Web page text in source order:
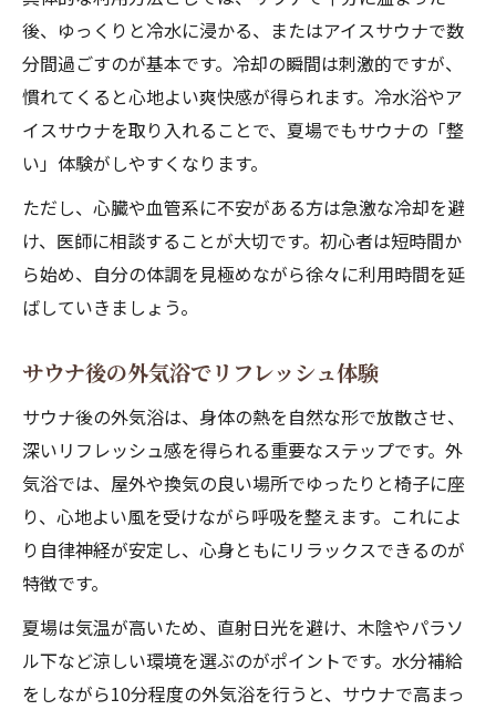
後、ゆっくりと冷水に浸かる、またはアイスサウナで数
分間過ごすのが基本です。冷却の瞬間は刺激的ですが、
慣れてくると心地よい爽快感が得られます。冷水浴やア
イスサウナを取り入れることで、夏場でもサウナの「整
い」体験がしやすくなります。
ただし、心臓や血管系に不安がある方は急激な冷却を避
け、医師に相談することが大切です。初心者は短時間か
ら始め、自分の体調を見極めながら徐々に利用時間を延
ばしていきましょう。
サウナ後の外気浴でリフレッシュ体験
サウナ後の外気浴は、身体の熱を自然な形で放散させ、
深いリフレッシュ感を得られる重要なステップです。外
気浴では、屋外や換気の良い場所でゆったりと椅子に座
り、心地よい風を受けながら呼吸を整えます。これによ
り自律神経が安定し、心身ともにリラックスできるのが
特徴です。
夏場は気温が高いため、直射日光を避け、木陰やパラソ
ル下など涼しい環境を選ぶのがポイントです。水分補給
をしながら10分程度の外気浴を行うと、サウナで高まっ